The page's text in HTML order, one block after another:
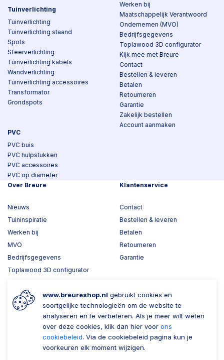
Tuinverlichting
Tuinverlichting
Tuinverlichting staand
Spots
Sfeerverlichting
Tuinverlichting kabels
Wandverlichting
Tuinverlichting accessoires
Transformator
Grondspots
PVC
PVC buis
PVC hulpstukken
PVC accessoires
PVC op diameter
Werken bij
Maatschappelijk Verantwoord
Ondernemen (MVO)
Bedrijfsgegevens
Toplawood 3D configurator
Kijk mee met Breure
Contact
Bestellen & leveren
Betalen
Retourneren
Garantie
Zakelijk bestellen
Account aanmaken
Over Breure
Nieuws
Tuininspiratie
Werken bij
MVO
Bedrijfsgegevens
Toplawood 3D configurator
Klantenservice
Contact
Bestellen & leveren
Betalen
Retourneren
Garantie
Wil je ons volgen? Zaken doen met Breure
Zakelijk bestellen
Account aanmaken
www.breureshop.nl gebruikt cookies en
soortgelijke technologieën om de website te
analyseren en te verbeteren. Als je meer wilt weten
over deze cookies, klik dan hier voor ons
cookiebeleid. Via de cookiebeleid pagina kun je
voorkeuren elk moment wijzigen.